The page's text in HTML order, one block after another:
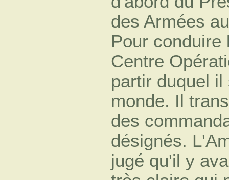
des Armées
Pour
Centre
partir duquel
monde. Il
des
désignés.
jugé qu'il y